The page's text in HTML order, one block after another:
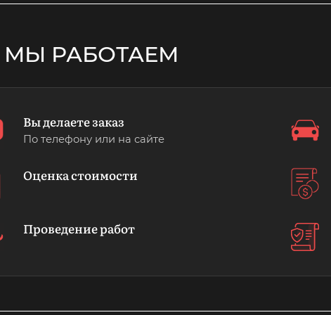
МЫ РАБОТАЕМ
Вы делаете заказ
По телефону или на сайте
Оценка стоимости
Проведение работ